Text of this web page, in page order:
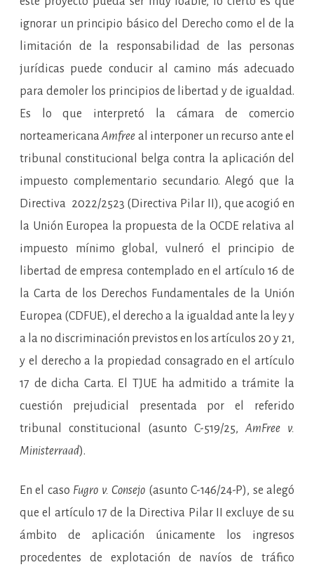
ignorar un principio básico del Derecho como el de la
limitación de la responsabilidad de las personas
jurídicas puede conducir al camino más adecuado
para demoler los principios de libertad y de igualdad.
Es lo que interpretó la cámara de comercio
norteamericanaAmfree al interponer un recurso ante el
tribunal constitucional belga contra la aplicación del
impuesto complementario secundario. Alegó que la
Directiva 2022/2523 (Directiva Pilar II), que acogió en
la Unión Europea la propuesta de la OCDE relativa al
impuesto mínimo global, vulneró el principio de
libertad de empresa contemplado en el artículo 16 de
la Carta de los Derechos Fundamentales de la Unión
Europea (CDFUE), el derecho a la igualdad ante la ley y
a la no discriminación previstos en los artículos 20 y 21,
y el derecho a la propiedad consagrado en el artículo
17 de dicha Carta. El TJUE ha admitido a trámite la
cuestión prejudicial presentada por el referido
tribunal constitucional (asunto C-519/25, AmFree v.
Ministerraad).
En el caso Fugro v. Consejo (asunto C-146/24-P), se alegó
que el artículo 17 de la Directiva Pilar II excluye de su
ámbito de aplicación únicamente los ingresos
procedentes de explotación de navíos de tráfico